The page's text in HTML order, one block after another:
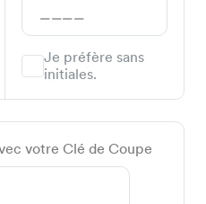
Je préfère sans
initiales.
votre Clé de Coupe